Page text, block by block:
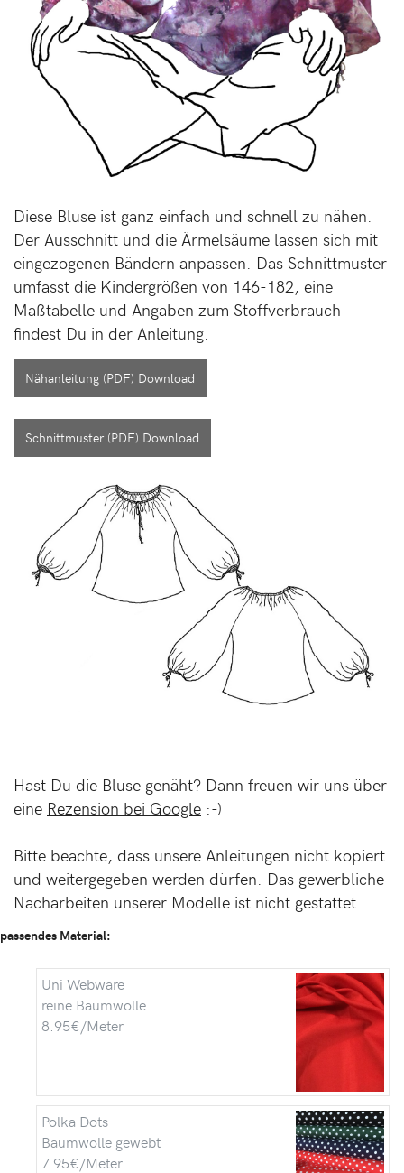
Diese Bluse ist ganz einfach und schnell zu nähen.
Der Ausschnitt und die Ärmelsäume lassen sich mit
eingezogenen Bändern anpassen. Das Schnittmuster
umfasst die Kindergrößen von 146-182, eine
Maßtabelle und Angaben zum Stoffverbrauch
findest Du in der Anleitung.
Nähanleitung (PDF) Download
Schnittmuster (PDF) Download
Hast Du die Bluse genäht? Dann freuen wir uns über
eine Rezension bei Google :-)
Bitte beachte, dass unsere Anleitungen nicht kopiert
und weitergegeben werden dürfen. Das gewerbliche
Nacharbeiten unserer Modelle ist nicht gestattet.
passendes Material:
Uni Webware
reine Baumwolle
8.95€/Meter
Polka Dots
Baumwolle gewebt
7.95€/Meter